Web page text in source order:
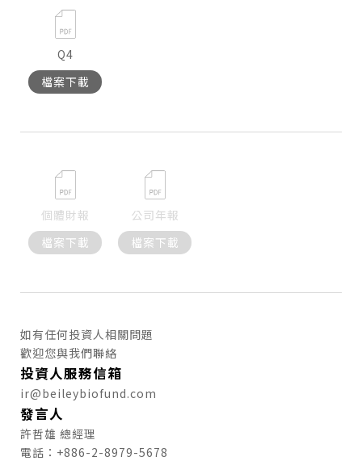
Q4
檔案下載
個體財報
檔案下載
公司年報
檔案下載
如有任何投資人相關問題
歡迎您與我們聯絡
投資人服務信箱
ir@beileybiofund.com
發言人
許哲雄 總經理
電話：+886-2-8979-5678
僅必需的Cookies